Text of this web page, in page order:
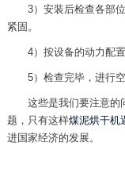
3）安装后检查各部
紧固。
4）按设备的动力配
5）检查完毕，进行
这些是我们要注意的
题，只有这样煤泥烘干机
进国家经济的发展。